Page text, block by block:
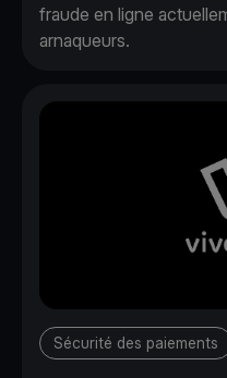
fraude en ligne
arnaqueurs.
Sécurité des paiements